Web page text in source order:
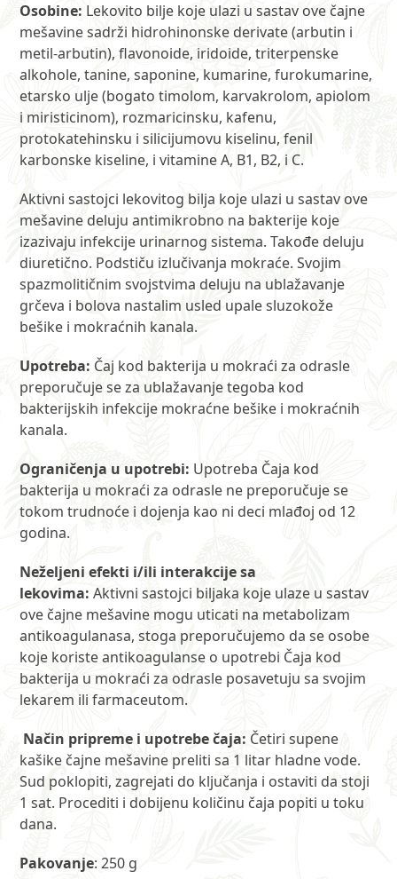
Osobine: Lekovito bilje koje ulazi u sastav ove čajne
mešavine sadrži hidrohinonske derivate (arbutin i
metil-arbutin), flavonoide, iridoide, triterpenske
alkohole, tanine, saponine, kumarine, furokumarine,
etarsko ulje (bogato timolom, karvakrolom, apiolom
i miristicinom), rozmaricinsku, kafenu,
protokatehinsku i silicijumovu kiselinu, fenil
karbonske kiseline, i vitamine A, B1, B2, i C.
Aktivni sastojci lekovitog bilja koje ulazi u sastav ove
mešavine deluju antimikrobno na bakterije koje
izazivaju infekcije urinarnog sistema. Takođe deluju
diuretično. Podstiču izlučivanja mokraće. Svojim
spazmolitičnim svojstvima deluju na ublažavanje
grčeva i bolova nastalim usled upale sluzokože
bešike i mokraćnih kanala.
Upotreba: Čaj kod bakterija u mokraći za odrasle
preporučuje se za ublažavanje tegoba kod
bakterijskih infekcije mokraćne bešike i mokraćnih
kanala.
Ograničenja u upotrebi: Upotreba Čaja kod
bakterija u mokraći za odrasle ne preporučuje se
tokom trudnoće i dojenja kao ni deci mlađoj od 12
godina.
Neželjeni efekti i/ili interakcije sa
lekovima: Aktivni sastojci biljaka koje ulaze u sastav
ove čajne mešavine mogu uticati na metabolizam
antikoagulanasa, stoga preporučujemo da se osobe
koje koriste antikoagulanse o upotrebi Čaja kod
bakterija u mokraći za odrasle posavetuju sa svojim
lekarem ili farmaceutom.
Način pripreme i upotrebe čaja: Četiri supene
kašike čajne mešavine preliti sa 1 litar hladne vode.
Sud poklopiti, zagrejati do ključanja i ostaviti da stoji
1 sat. Procediti i dobijenu količinu čaja popiti u toku
dana.
Pakovanje: 250 g